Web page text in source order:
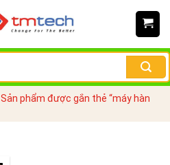
Sản phẩm được gắn thẻ “máy hàn